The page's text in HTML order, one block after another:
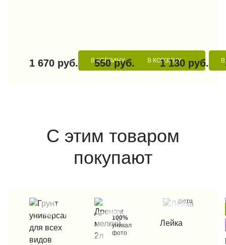
1 670 руб. В КОРЗИНУ
550 руб. В КОРЗИНУ
1 130 руб.
С этим товаром
покупают
100%
уникальные
фото
фото
Лейка